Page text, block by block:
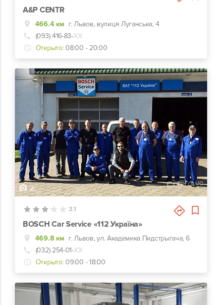
A&P CENTR
466.4 км г. Львов, вулиця Луганська, 4
(093) 416-83-ХХ
Открыто: 08:00 - 20:00
2
3.1
BOSCH Car Service «112 Україна»
469.8 км г. Львов, ул. Академика Пидстрыгача, 6
(032) 254-01-ХХ
Открыто: 09:00 - 18:00